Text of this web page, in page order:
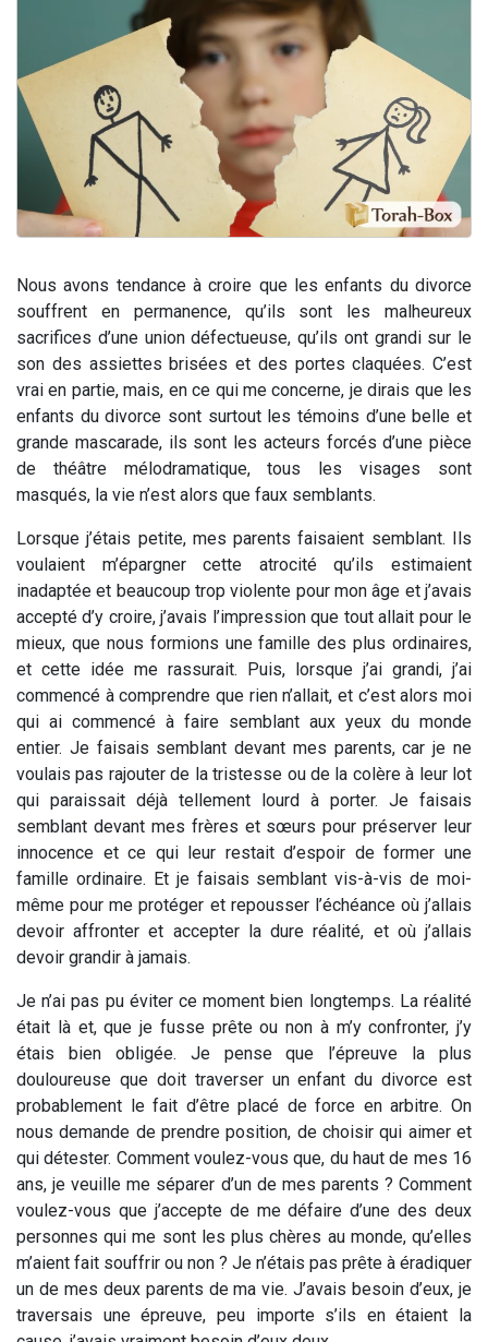
Il reste 49 places pour étudier en groupe sur Zoom
2 personnes viennent de nous rejoindre sur WhatsApp
2 nouvelles musiques dans Torah-Box Music
Nous avons tendance à croire que les enfants du divorce
souffrent en permanence, qu’ils sont les malheureux
sacrifices d’une union défectueuse, qu’ils ont grandi sur le
son des assiettes brisées et des portes claquées. C’est
vrai en partie, mais, en ce qui me concerne, je dirais que les
enfants du divorce sont surtout les témoins d’une belle et
grande mascarade, ils sont les acteurs forcés d’une pièce
de théâtre mélodramatique, tous les visages sont
masqués, la vie n’est alors que faux semblants.
Lorsque j’étais petite, mes parents faisaient semblant. Ils
voulaient m’épargner cette atrocité qu’ils estimaient
inadaptée et beaucoup trop violente pour mon âge et j’avais
accepté d’y croire, j’avais l’impression que tout allait pour le
mieux, que nous formions une famille des plus ordinaires,
et cette idée me rassurait. Puis, lorsque j’ai grandi, j’ai
commencé à comprendre que rien n’allait, et c’est alors moi
qui ai commencé à faire semblant aux yeux du monde
entier. Je faisais semblant devant mes parents, car je ne
voulais pas rajouter de la tristesse ou de la colère à leur lot
qui paraissait déjà tellement lourd à porter. Je faisais
semblant devant mes frères et sœurs pour préserver leur
innocence et ce qui leur restait d’espoir de former une
famille ordinaire. Et je faisais semblant vis-à-vis de moi-
même pour me protéger et repousser l’échéance où j’allais
devoir affronter et accepter la dure réalité, et où j’allais
devoir grandir à jamais.
Je n’ai pas pu éviter ce moment bien longtemps. La réalité
était là et, que je fusse prête ou non à m’y confronter, j’y
étais bien obligée. Je pense que l’épreuve la plus
douloureuse que doit traverser un enfant du divorce est
probablement le fait d’être placé de force en arbitre. On
nous demande de prendre position, de choisir qui aimer et
qui détester. Comment voulez-vous que, du haut de mes 16
ans, je veuille me séparer d’un de mes parents ? Comment
voulez-vous que j’accepte de me défaire d’une des deux
personnes qui me sont les plus chères au monde, qu’elles
m’aient fait souffrir ou non ? Je n’étais pas prête à éradiquer
un de mes deux parents de ma vie. J’avais besoin d’eux, je
traversais une épreuve, peu importe s’ils en étaient la